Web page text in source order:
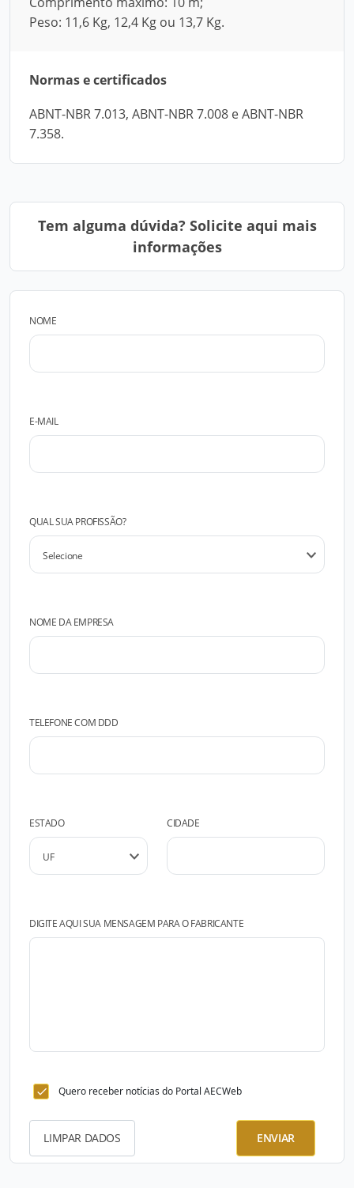
Peso: 11,6 Kg, 12,4 Kg ou 13,7 Kg.
Normas e certificados
ABNT-NBR 7.013, ABNT-NBR 7.008 e ABNT-NBR
7.358.
Tem alguma dúvida? Solicite aqui mais
informações
NOME
E-MAIL
QUAL SUA PROFISSÃO?
NOME DA EMPRESA
TELEFONE COM DDD
ESTADO CIDADE
DIGITE AQUI SUA MENSAGEM PARA O FABRICANTE
Quero receber notícias do Portal AECWeb
LIMPAR DADOS ENVIAR